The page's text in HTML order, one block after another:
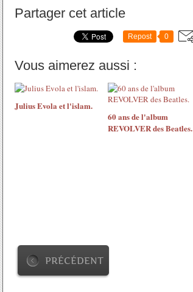
Partager cet article
Repost 0
Vous aimerez aussi :
Julius Evola et l'islam.
60 ans de l'album
REVOLVER des Beatles.
PRÉCÉDENT